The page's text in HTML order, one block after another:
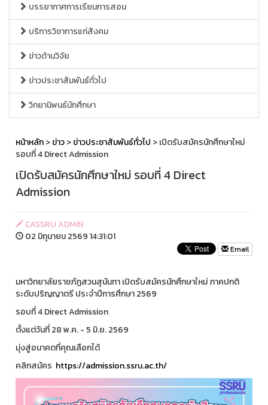
บรรยากาศการเรียนการสอน
บริการวิชาการแก่สังคม
ข่าวด้านวิจัย
ข่าวประชาสัมพันธ์ทั่วไป
วิทยานิพนธ์นักศึกษา
หน้าหลัก>ข่าว>ข่าวประชาสัมพันธ์ทั่วไป > เปิดรับสมัครนักศึกษาใหม่
รอบที่ 4 Direct Admission
เปิดรับสมัครนักศึกษาใหม่ รอบที่ 4 Direct
Admission
CASSRU ADMIN
02 มิถุนายน 2569 14:31:01
Email
มหาวิทยาลัยราชภัฏสวนสุนันทา เปิดรับสมัครนักศึกษาใหม่ ภาคปกติ
ระดับปริญญาตรี ประจำปีการศึกษา 2569
รอบที่ 4 Direct Admission
ตั้งแต่วันที่ 28 พ.ค. - 5 มิ.ย. 2569
มุ่งสู่อนาคตที่คุณเลือกได้
คลิกสมัคร https://admission.ssru.ac.th/